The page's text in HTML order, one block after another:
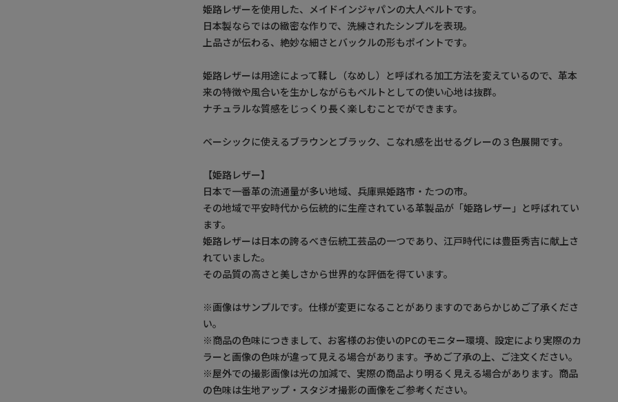
姫路レザーを使用した、メイドインジャパンの大人ベルトです。
日本製ならではの緻密な作りで、洗練されたシンプルを表現。
上品さが伝わる、絶妙な細さとバックルの形もポイントです。
姫路レザーは用途によって鞣し（なめし）と呼ばれる加工方法を変えているので、革本
来の特徴や風合いを生かしながらもベルトとしての使い心地は抜群。
ナチュラルな質感をじっくり長く楽しむことでができます。
ベーシックに使えるブラウンとブラック、こなれ感を出せるグレーの３色展開です。
【姫路レザー】
日本で一番革の流通量が多い地域、兵庫県姫路市・たつの市。
その地域で平安時代から伝統的に生産されている革製品が「姫路レザー」と呼ばれてい
ます。
姫路レザーは日本の誇るべき伝統工芸品の一つであり、江戸時代には豊臣秀吉に献上さ
れていました。
その品質の高さと美しさから世界的な評価を得ています。
※画像はサンプルです。仕様が変更になることがありますのであらかじめご了承くださ
い。
※商品の色味につきまして、お客様のお使いのPCのモニター環境、設定により実際のカ
ラーと画像の色味が違って見える場合があります。予めご了承の上、ご注文ください。
※屋外での撮影画像は光の加減で、実際の商品より明るく見える場合があります。商品
の色味は生地アップ・スタジオ撮影の画像をご参考ください。